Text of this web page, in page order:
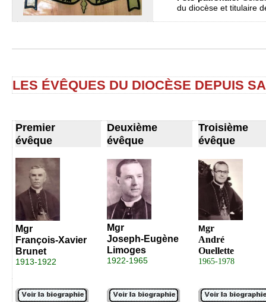
du diocèse et titulaire
LES ÉVÊQUES DU DIOCÈSE DEPUIS
Premier
évêque
Deuxième
évêque
Troisième
évêque
Mgr
François-Xavier
Brunet
1913-1922
Mgr
Joseph-Eugène
Limoges
1922-1965
Mgr
André
Ouellette
1965-1978